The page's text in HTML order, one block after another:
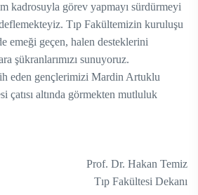
kadrosuyla görev yapmayı sürdürmeyi
Tıp Fakültemizin kuruluşu
emeği geçen, halen desteklerini
şükranlarımızı sunuyoruz.
eden gençlerimizi Mardin Artuklu
çatısı altında görmekten mutluluk
Prof. Dr. Hakan Temiz
Tıp Fakültesi Dekanı